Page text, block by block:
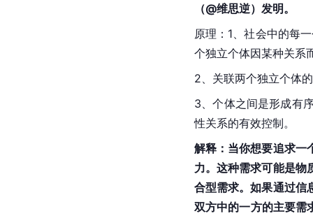
（@维思逆）发明。
原理：1、社会中的每
个独立个体因某种关系
2、关联两个独立个体
3、个体之间是形成有
性关系的有效控制。
解释：当你想要追求一
力。这种需求可能是物
合型需求。如果通过信
双方中的一方的主要需